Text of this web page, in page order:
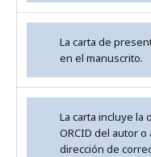
La carta de
en el manuscrito.
La carta incluye la
ORCID del autor
dirección de